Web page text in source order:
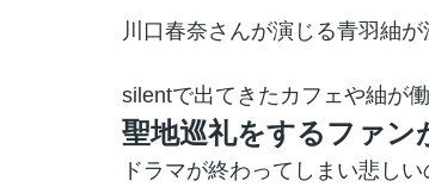
川口春奈さんが演じる青羽紬
silentで出てきたカフェや紬が
聖地巡礼をするファン
ドラマが終わってしまい悲し